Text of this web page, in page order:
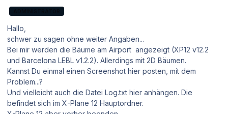
Hallo,
schwer zu sagen ohne weiter Angaben...
Bei mir werden die Bäume am Airport angezeigt (XP12 v12.2
und Barcelona LEBL v1.2.2). Allerdings mit 2D Bäumen.
Kannst Du einmal einen Screenshot hier posten, mit dem
Problem...?
Und vielleicht auch die Datei Log.txt hier anhängen. Die
befindet sich im X-Plane 12 Hauptordner.